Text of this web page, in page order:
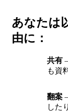
あなたは
由に：
共有
も資
翻案
した